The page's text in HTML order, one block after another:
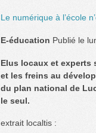
Le numérique à l’école
E-éducation Publié le
Elus locaux et experts
et les freins au
du plan national de
le seul.
extrait localtis :